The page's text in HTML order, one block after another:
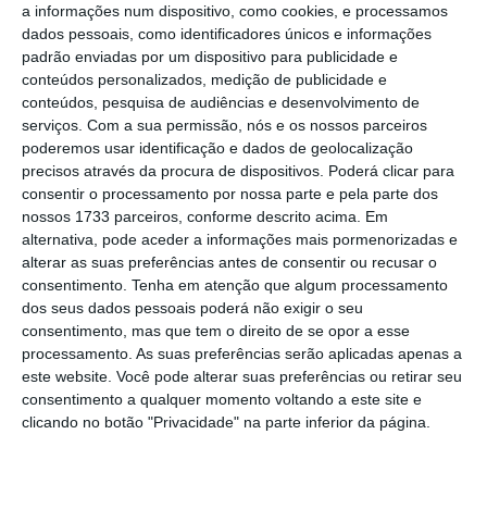
a informações num dispositivo, como cookies, e processamos
dados pessoais, como identificadores únicos e informações
padrão enviadas por um dispositivo para publicidade e
conteúdos personalizados, medição de publicidade e
conteúdos, pesquisa de audiências e desenvolvimento de
serviços. Com a sua permissão, nós e os nossos parceiros
poderemos usar identificação e dados de geolocalização
precisos através da procura de dispositivos. Poderá clicar para
consentir o processamento por nossa parte e pela parte dos
nossos 1733 parceiros, conforme descrito acima. Em
alternativa, pode aceder a informações mais pormenorizadas e
alterar as suas preferências antes de consentir ou recusar o
consentimento. Tenha em atenção que algum processamento
dos seus dados pessoais poderá não exigir o seu
consentimento, mas que tem o direito de se opor a esse
processamento. As suas preferências serão aplicadas apenas a
este website. Você pode alterar suas preferências ou retirar seu
consentimento a qualquer momento voltando a este site e
clicando no botão "Privacidade" na parte inferior da página.
Assine o ECO Premium
No momento em que a informação é
mais importante do que nunca, apoie
o jornalismo independente e rigoroso.
De que forma? Assine o ECO Premium e
tenha acesso a notícias exclusivas, à
opinião que conta, às reportagens e
especiais que mostram o outro lado da
história.
Esta assinatura é uma forma de apoiar